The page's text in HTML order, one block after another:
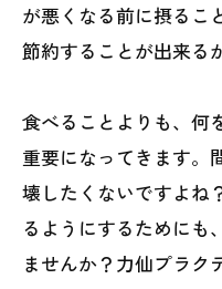
が悪くなる前に摂るこ
節約することが出来る
食べることよりも、何
重要になってきます。
壊したくないですよね
るようにするためにも
ませんか？力仙プラク